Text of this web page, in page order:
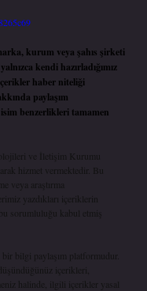
kurum veya şahıs şirketi
kendi hazırladığımız
haber niteliği
paylaşım
benzerlikleri tamamen
ve İletişim Kurumu
hizmet vermektedir. Bu
veya araştırma
yazdıkları içeriklerin
sorumluluğu kabul etmiş
bilgi paylaşım platformudur.
içerikleri,
halinde, ilgili içerikler yasal